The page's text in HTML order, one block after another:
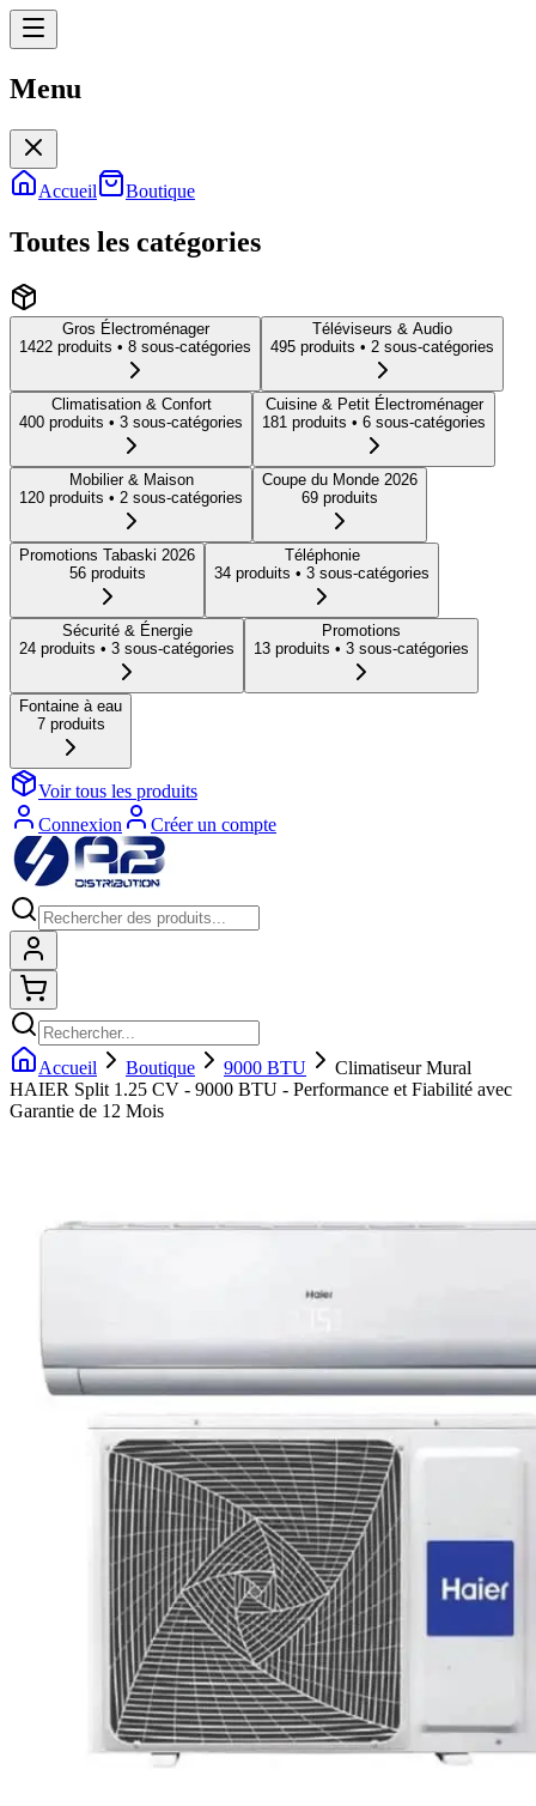
Menu
Accueil Boutique
Toutes les catégories
Gros Électroménager
1422 produits • 8 sous-catégories
Téléviseurs & Audio
495 produits • 2 sous-catégories
Climatisation & Confort
400 produits • 3 sous-catégories
Cuisine & Petit Électroménager
181 produits • 6 sous-catégories
Mobilier & Maison
120 produits • 2 sous-catégories
Coupe du Monde 2026
69 produits
Promotions Tabaski 2026
56produits
Téléphonie
34 produits • 3 sous-catégories
Sécurité & Énergie
24 produits • 3 sous-catégories
Promotions
13 produits • 3 sous-catégories
Fontaine à eau
7produits
Voir tous les produits
Connexion
Créer un compte
Accueil Boutique 9000 BTU
Climatiseur Mural
HAIER Split 1.25 CV - 9000 BTU - Performance et Fiabilité avec
Garantie de 12 Mois